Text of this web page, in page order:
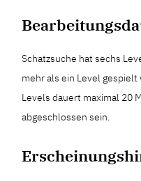
Schatzsuche hat sechs
mehr als ein Level
Levels dauert maximal 20
abgeschlossen sein.